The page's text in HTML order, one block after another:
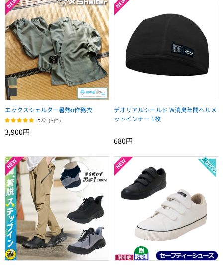
エックスシェルター暑熱α作務衣
5.0 （3件）
3,900円
デオリアルシールド W消臭年間ヘルメ
ットインナー 1枚
680円